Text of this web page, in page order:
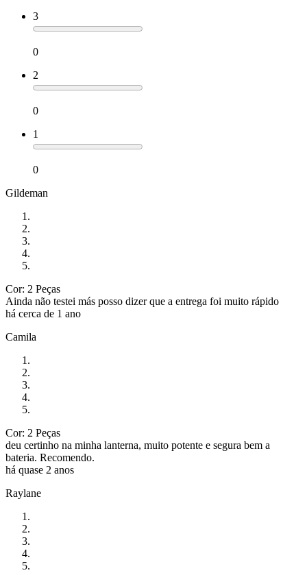
3
0
2
0
1
0
Gildeman
Cor: 2 Peças
Ainda não testei más posso dizer que a entrega foi muito rápido
há cerca de 1 ano
Camila
Cor: 2 Peças
deu certinho na minha lanterna, muito potente e segura bem a
bateria. Recomendo.
há quase 2 anos
Raylane